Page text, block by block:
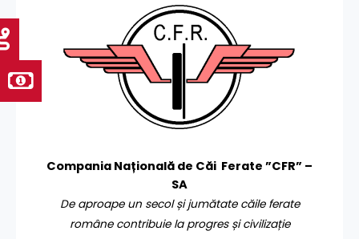
Compania Națională de Căi Ferate ”CFR” –
SA
De aproape un secol și jumătate căile ferate
române contribuie la progres și civilizație